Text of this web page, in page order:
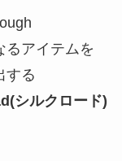
るアイテムを
する
シルクロード)